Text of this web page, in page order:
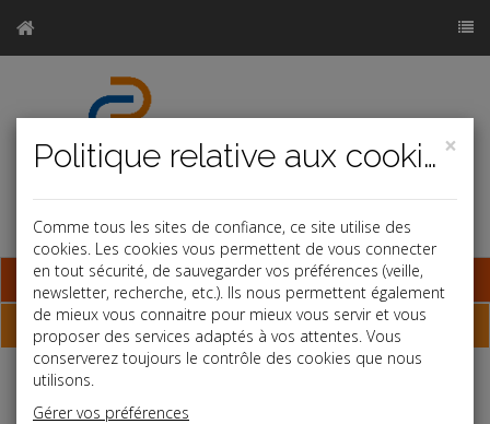
Base documentaire
Dépêches
Liste des dernières dépêches
×
Politique relative aux cookies
Comme tous les sites de confiance, ce site utilise des
cookies. Les cookies vous permettent de vous connecter
en tout sécurité, de sauvegarder vos préférences (veille,
newsletter, recherche, etc.). Ils nous permettent également
de mieux vous connaitre pour mieux vous servir et vous
proposer des services adaptés à vos attentes. Vous
conserverez toujours le contrôle des cookies que nous
utilisons.
Gérer vos préférences